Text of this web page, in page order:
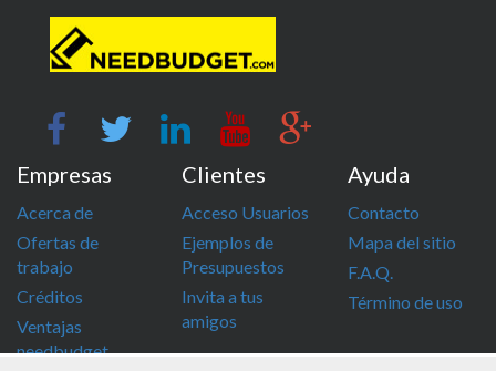
Empresas
Acerca de
Ofertas de
trabajo
Créditos
Ventajas
needbudget
Clientes
Acceso Usuarios
Ejemplos de
Presupuestos
Invita a tus
amigos
Ayuda
Contacto
Mapa del sitio
F.A.Q.
Término de uso